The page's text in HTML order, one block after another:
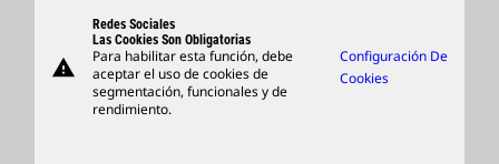
Support
Artículos
Encontrar Un Distribuidor
warning
Redes Sociales
Las Cookies Son Obligatorias
Para habilitar esta función, debe
aceptar el uso de cookies de
segmentación, funcionales y de
rendimiento.
Configuración De
Cookies